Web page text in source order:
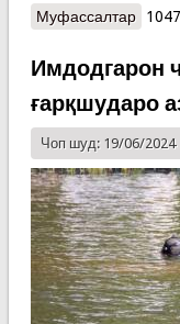
Муфассалтаро
Имдодгарон
ғарқшударо
Чоп шуд: 19/06/2024